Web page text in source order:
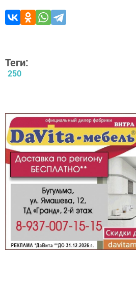
Теги:
250